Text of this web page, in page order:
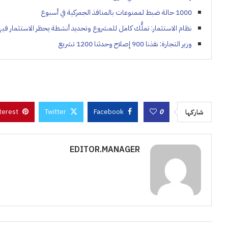
1000 حالة ضبط لممنوعات بالمنافذ الجمركية في أسبوع
نظام الاستثمار: تملُّك كامل للمشروع وتحديد أنشطة يحظر الاستثمار
وزير التجارة: نفذنا 900 إصلاح وحدثنا 1200 تشريع
شاركها 0
Facebook
Twitter
EDITOR.MANAGER